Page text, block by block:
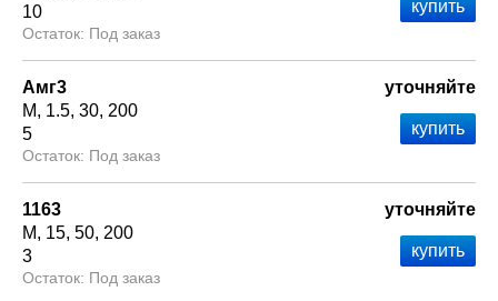
10
Под заказ
Амг3
М
1.5 30 200
5
Под заказ
уточняйте
1163
М
15 50 200
3
Под заказ
уточняйте